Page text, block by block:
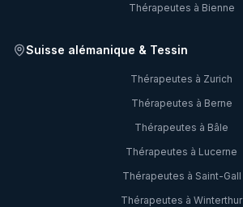
Thérapeutes à Bienne
Suisse alémanique & Tessin
Thérapeutes à Zurich
Thérapeutes à Berne
Thérapeutes à Bâle
Thérapeutes à Lucerne
Thérapeutes à Saint-Gall
Thérapeutes à Winterthur